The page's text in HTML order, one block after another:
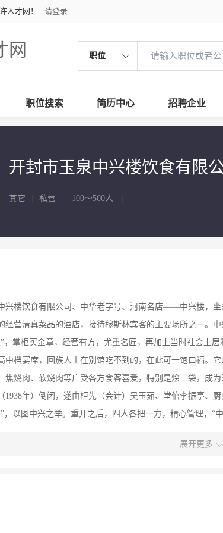
人才网！ 请登录
网 职位
职位搜索 简历中心 招聘企业
开封市玉泉中兴楼饮食有限
其它 私营 100～500人
兴楼饮食有限公司、中华老字号、河南名店——中兴楼，
经营清真菜品的酒店，接待穆斯林宾客的主要场所之一。
，掌柜买金章，经营有方，尤重名匠，再加上当时社会上
中档宴席，回族人士在别馆吃不到的，在此可一饱口福。
焦烧肉、软烧肉等广受各方食客喜爱，特别是烩三袋，成
1938年）倒闭，遂由柜先（会计）吴玉茹、堂倌李振亭、
，以图中兴之举。重开之后，四人各把一方，精心管理，“
一代豫菜大师高寿椿在此掌勺，他的回族名菜水爆肚、烩
名点”，“中兴楼羊肉烩馍”被认证为“中华名小吃”、2002年
展开更多